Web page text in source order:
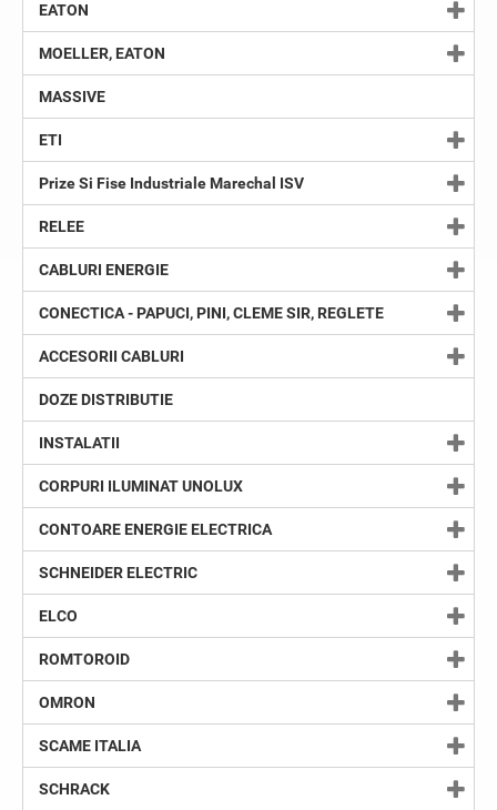
EATON
MOELLER, EATON
MASSIVE
ETI
Prize Si Fise Industriale Marechal ISV
RELEE
CABLURI ENERGIE
CONECTICA - PAPUCI, PINI, CLEME SIR, REGLETE
ACCESORII CABLURI
DOZE DISTRIBUTIE
INSTALATII
CORPURI ILUMINAT UNOLUX
CONTOARE ENERGIE ELECTRICA
SCHNEIDER ELECTRIC
ELCO
ROMTOROID
OMRON
SCAME ITALIA
SCHRACK